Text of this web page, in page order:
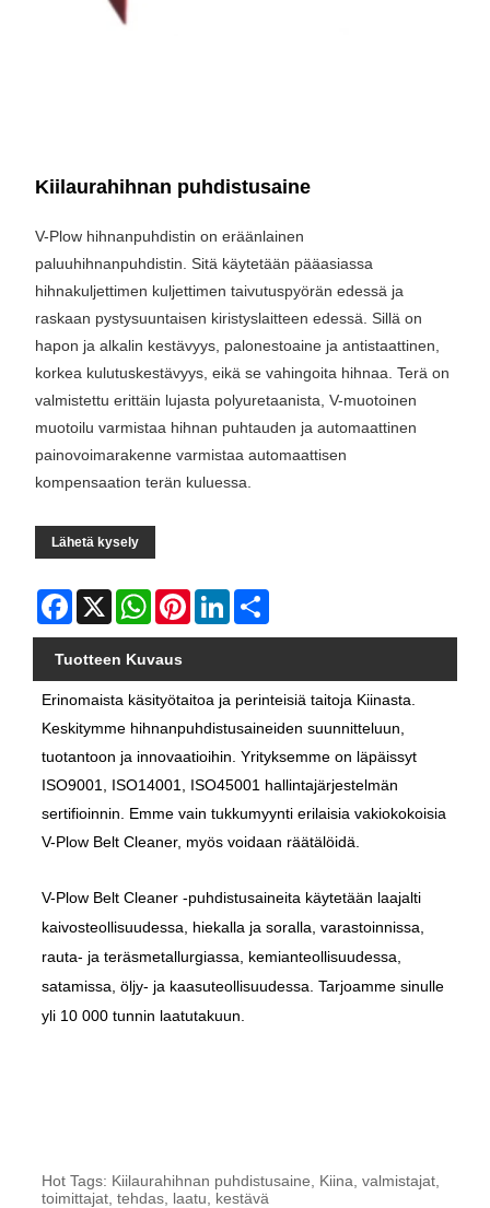
Kiilaurahihnan puhdistusaine
V-Plow hihnanpuhdistin on eräänlainen
paluuhihnanpuhdistin. Sitä käytetään pääasiassa
hihnakuljettimen kuljettimen taivutuspyörän edessä ja
raskaan pystysuuntaisen kiristyslaitteen edessä. Sillä on
hapon ja alkalin kestävyys, palonestoaine ja antistaattinen,
korkea kulutuskestävyys, eikä se vahingoita hihnaa. Terä on
valmistettu erittäin lujasta polyuretaanista, V-muotoinen
muotoilu varmistaa hihnan puhtauden ja automaattinen
painovoimarakenne varmistaa automaattisen
kompensaation terän kuluessa.
Lähetä kysely
Facebook
X WhatsAppPinterestLinkedIn
Tuotteen Kuvaus
Erinomaista käsityötaitoa ja perinteisiä taitoja Kiinasta.
Keskitymme hihnanpuhdistusaineiden suunnitteluun,
tuotantoon ja innovaatioihin. Yrityksemme on läpäissyt
ISO9001, ISO14001, ISO45001 hallintajärjestelmän
sertifioinnin. Emme vain tukkumyynti erilaisia ​​vakiokokoisia
V-Plow Belt Cleaner, myös voidaan räätälöidä.
V-Plow Belt Cleaner -puhdistusaineita käytetään laajalti
kaivosteollisuudessa, hiekalla ja soralla, varastoinnissa,
rauta- ja teräsmetallurgiassa, kemianteollisuudessa,
satamissa, öljy- ja kaasuteollisuudessa. Tarjoamme sinulle
yli 10 000 tunnin laatutakuun.
Hot Tags: Kiilaurahihnan puhdistusaine, Kiina, valmistajat,
toimittajat, tehdas, laatu, kestävä